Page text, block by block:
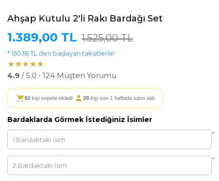
Ahşap Kutulu 2'li Rakı Bardağı Set
1.389,00 TL 1.525,00 TL
* 150,18 TL den başlayan taksitlerle!
★★★★★
4.9 / 5.0 • 124 Müşteri Yorumu
92 kişi sepete ekledi· 28 kişi son 1 haftada satın aldı
Bardaklarda Görmek İstediğiniz İsimler
*
*